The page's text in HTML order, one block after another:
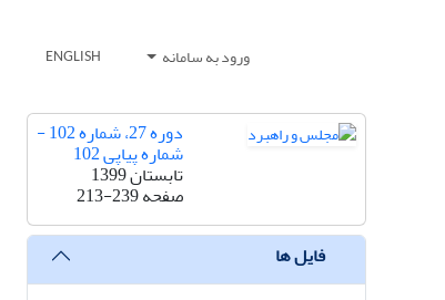
ورود به سامانه ENGLISH
دوره 27، شماره 102 -
شماره پیاپی 102
تابستان 1399
صفحه213-239
فایل ها